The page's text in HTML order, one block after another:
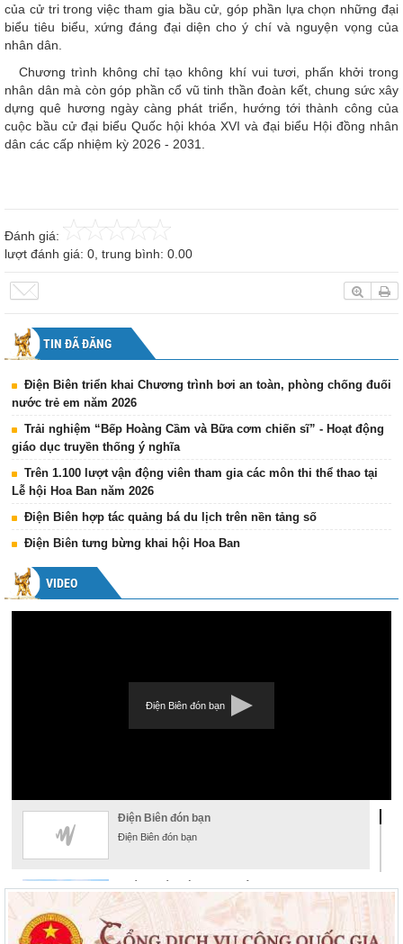
của cử tri trong việc tham gia bầu cử, góp phần lựa chọn những đại
biểu tiêu biểu, xứng đáng đại diện cho ý chí và nguyện vọng của
nhân dân.
Chương trình không chỉ tạo không khí vui tươi, phấn khởi trong
nhân dân mà còn góp phần cổ vũ tinh thần đoàn kết, chung sức xây
dựng quê hương ngày càng phát triển, hướng tới thành công của
cuộc bầu cử đại biểu Quốc hội khóa XVI và đại biểu Hội đồng nhân
dân các cấp nhiệm kỳ 2026 - 2031.
Đánh giá:
lượt đánh giá: 0, trung bình: 0.00
TIN ĐÃ ĐĂNG
Điện Biên triển khai Chương trình bơi an toàn, phòng chống đuối
nước trẻ em năm 2026
Trải nghiệm “Bếp Hoàng Cầm và Bữa cơm chiến sĩ” - Hoạt động
giáo dục truyền thống ý nghĩa
Trên 1.100 lượt vận động viên tham gia các môn thi thể thao tại
Lễ hội Hoa Ban năm 2026
Điện Biên hợp tác quảng bá du lịch trên nền tảng số
Điện Biên tưng bừng khai hội Hoa Ban
VIDEO
Điện Biên đón bạn
Điện Biên đón bạn
Điện Biên đón bạn
Khám phá đường hoa xuân